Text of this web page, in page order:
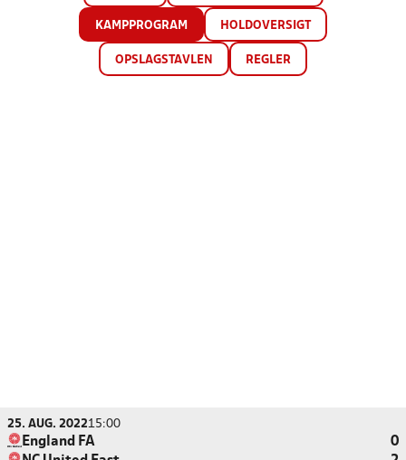
KAMPPROGRAM HOLDOVERSIGT
OPSLAGSTAVLEN REGLER
25. AUG. 202215:00
England FA
0